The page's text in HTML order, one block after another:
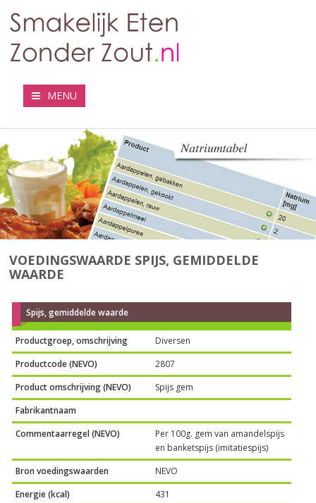
MENU
VOEDINGSWAARDE SPIJS, GEMIDDELDE
WAARDE
Spijs, gemiddelde waarde
Productgroep, omschrijving
Diversen
Productcode (NEVO)
2807
Product omschrijving (NEVO)
Spijs gem
Fabrikantnaam
Commentaarregel (NEVO)
Per 100g. gem van amandelspijs
en banketspijs (imitatiespijs)
Bron voedingswaarden
NEVO
Energie (kcal)
431